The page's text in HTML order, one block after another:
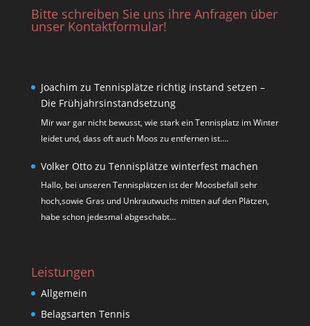
Bitte schreiben Sie uns ihre Anfragen über
unser Kontaktformular!
Joachim zu Tennisplätze richtig instand setzen –
Die Frühjahrsinstandsetzung
Mir war gar nicht bewusst, wie stark ein Tennisplatz im Winter
leidet und, dass oft auch Moos zu entfernen ist.…
Volker Ottozu Tennisplätze winterfest machen
Hallo, bei unseren Tennisplätzen ist der Moosbefall sehr
hoch,sowie Gras und Unkrautwuchs mitten auf den Plätzen,
habe schon jedesmal abgeschabt…
Leistungen
Allgemein
Belagsarten Tennis